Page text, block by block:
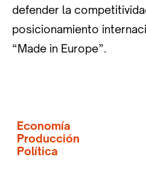
defender la
posicionamiento
“Made in Europe”.
Economía
Producción
Política